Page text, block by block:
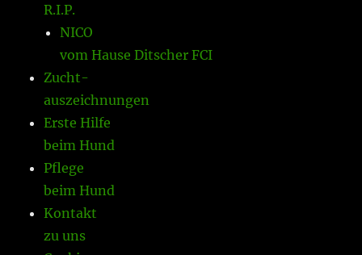
R.I.P.
NICO
vom Hause Ditscher FCI
Zucht-
auszeichnungen
Erste Hilfe
beim Hund
Pflege
beim Hund
Kontakt
zu uns